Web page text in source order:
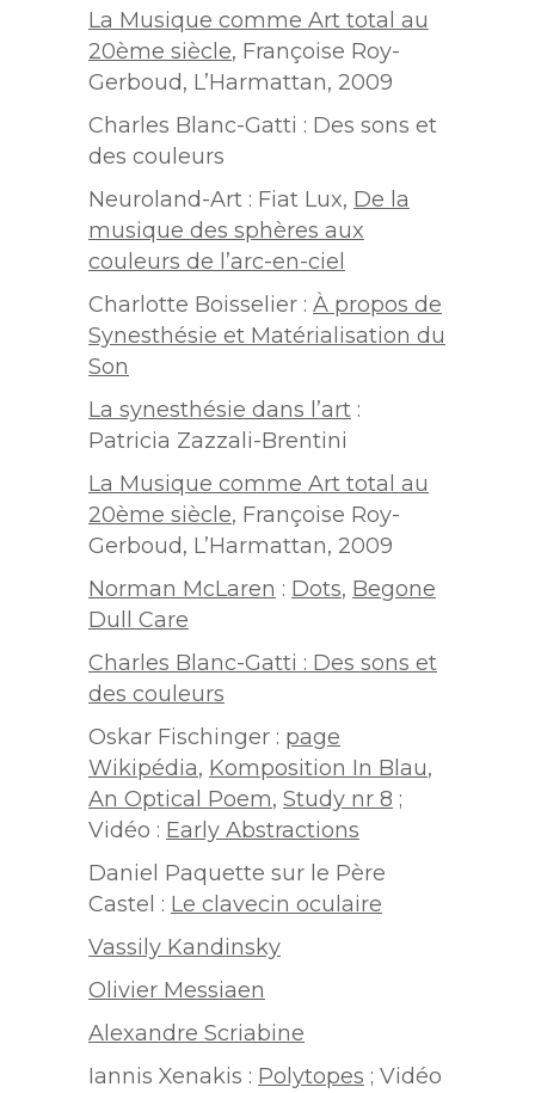
La Musique comme Art total au
20ème siècle, Françoise Roy-
Gerboud, L’Harmattan, 2009
Charles Blanc-Gatti : Des sons et
des couleurs
Neuroland-Art : Fiat Lux, De la
musique des sphères aux
couleurs de l’arc-en-ciel
Charlotte Boisselier : À propos de
Synesthésie et Matérialisation du
Son
La synesthésie dans l’art :
Patricia Zazzali-Brentini
La Musique comme Art total au
20ème siècle, Françoise Roy-
Gerboud, L’Harmattan, 2009
Norman McLaren : Dots, Begone
Dull Care
Charles Blanc-Gatti : Des sons et
des couleurs
Oskar Fischinger : page
Wikipédia, Komposition In Blau,
An Optical Poem, Study nr 8 ;
Vidéo : Early Abstractions
Daniel Paquette sur le Père
Castel : Le clavecin oculaire
Vassily Kandinsky
Olivier Messiaen
Alexandre Scriabine
Iannis Xenakis : Polytopes ; Vidéo